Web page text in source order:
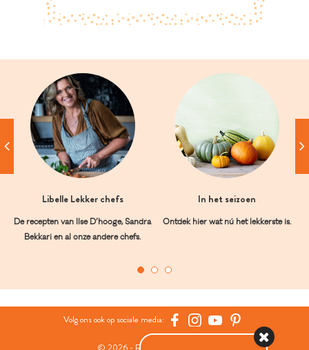
Libelle Lekker chefs
De recepten van Ilse D’hooge, Sandra
Bekkari en al onze andere chefs.
In het seizoen
Ontdek hier wat nú het lekkerste is.
Volg ons ook op sociale media: